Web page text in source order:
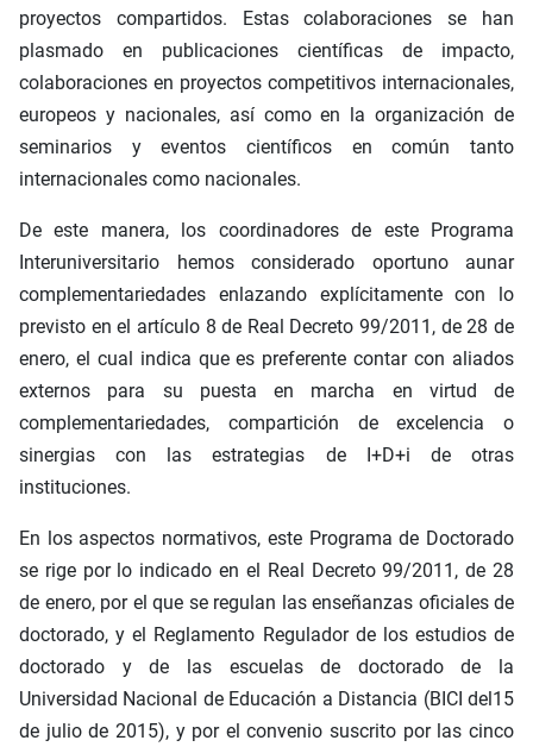
proyectos compartidos. Estas colaboraciones se han
plasmado en publicaciones científicas de impacto,
colaboraciones en proyectos competitivos internacionales,
europeos y nacionales, así como en la organización de
seminarios y eventos científicos en común tanto
internacionales como nacionales.
De este manera, los coordinadores de este Programa
Interuniversitario hemos considerado oportuno aunar
complementariedades enlazando explícitamente con lo
previsto en el artículo 8 de Real Decreto 99/2011, de 28 de
enero, el cual indica que es preferente contar con aliados
externos para su puesta en marcha en virtud de
complementariedades, compartición de excelencia o
sinergias con las estrategias de I+D+i de otras
instituciones.
En los aspectos normativos, este Programa de Doctorado
se rige por lo indicado en el Real Decreto 99/2011, de 28
de enero, por el que se regulan las enseñanzas oficiales de
doctorado, y el Reglamento Regulador de los estudios de
doctorado y de las escuelas de doctorado de la
Universidad Nacional de Educación a Distancia (BICI del15
de julio de 2015), y por el convenio suscrito por las cinco